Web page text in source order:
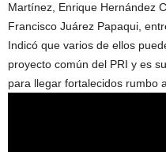
Martínez, Enrique Hernández
Francisco Juárez Papaqui,
Indicó que varios de ellos
proyecto común del PRI y es
para llegar fortalecidos rumbo